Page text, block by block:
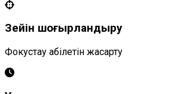
Зейін шоғырландыру
Фокустау қабілетін жақсарту